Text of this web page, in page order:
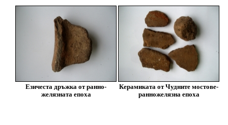
Езичеста дръжка от ранно-
желязната епоха
Керамиката от Чудните мостове-
ранножелязна епоха